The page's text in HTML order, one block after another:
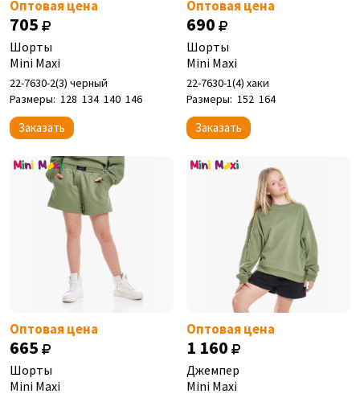
Оптовая цена
705
Шорты
Mini Maxi
22-7630-2(3) черный
Размеры: 128 134 140 146
Заказать
Оптовая цена
690
Шорты
Mini Maxi
22-7630-1(4) хаки
Размеры: 152 164
Заказать
Оптовая цена
665
Шорты
Mini Maxi
Оптовая цена
1 160
Джемпер
Mini Maxi